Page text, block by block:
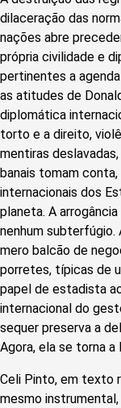
dilaceração das
nações abre
própria civilidade e
pertinentes a
as atitudes de
diplomática
torto e a direito,
mentiras
banais tomam
internacionais dos
planeta. A
nenhum subterfúgio.
mero balcão de
porretes, típicas de
papel de estadista
internacional do
sequer preserva a
Agora, ela se torna a
Celi Pinto, em texto
mesmo